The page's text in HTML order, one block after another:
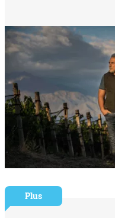
Plus